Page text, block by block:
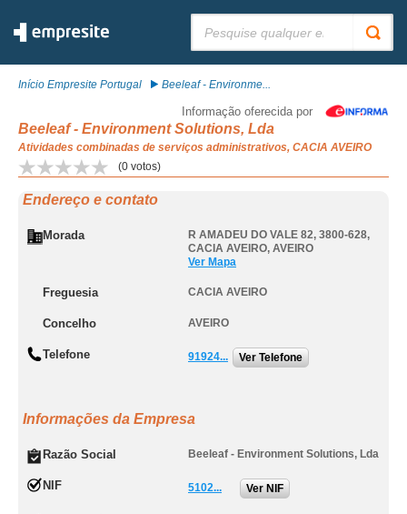
Início Empresite Portugal Beeleaf - Environme...
Informação oferecida por
Beeleaf - Environment Solutions, Lda
Atividades combinadas de serviços administrativos, CACIA AVEIRO
(0 votos)
Endereço e contato
Morada R AMADEU DO VALE 82, 3800-628,
CACIA AVEIRO, AVEIRO
Ver Mapa
Freguesia CACIA AVEIRO
Concelho AVEIRO
Telefone 91924... Ver Telefone
Informações da Empresa
Razão Social Beeleaf - Environment Solutions, Lda
NIF 5102... Ver NIF